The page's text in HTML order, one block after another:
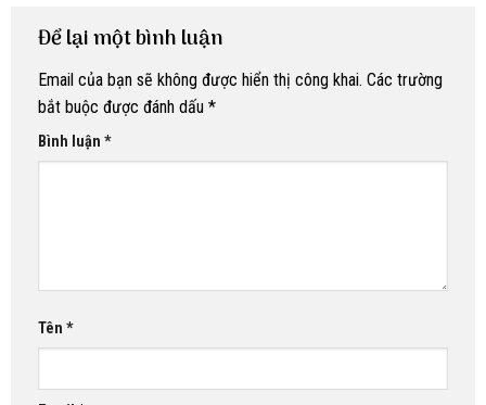
Để lại một bình luận
Email của bạn sẽ không được hiển thị công khai. Các trường
bắt buộc được đánh dấu *
Bình luận *
Tên *